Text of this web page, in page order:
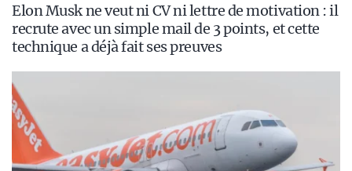
Elon Musk ne veut ni CV ni lettre de motivation : il
recrute avec un simple mail de 3 points, et cette
technique a déjà fait ses preuves